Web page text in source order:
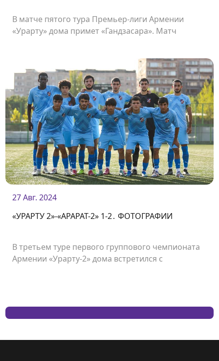
В матче пятого тура Премьер-лиги Армении
«Урарту» дома примет «Гандзасара». Матч
27 Авг. 2024
«УРАРТУ 2»-«АРАРАТ-2» 1-2․ ФОТОГРАФИИ
В третьем туре первого группового чемпионата
Армении «Урарту-2» дома встретился с